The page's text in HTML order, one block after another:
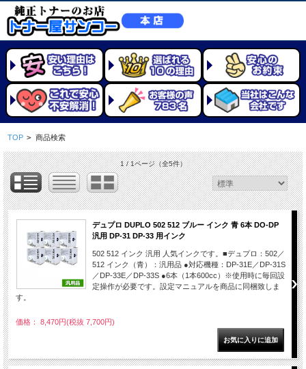
TOP > 商品検索
1 / 1ページ（全5件）
デュプロ DUPLO 502 512 ブルー インク 青 6本 DO-DP
汎用 DP-31 DP-33 用インク
502 512 インク 汎用 人気インクです。■デュプロ：502／
512 インク（青）：汎用品 ●対応機種：DP-31E／DP-31S
／DP-33E／DP-33S ●6本（1本600cc）※使用時に毎回設
定操作が必要です。設定マニュアルを商品に同梱致しま
す。
価格： 8,470円(税抜 7,700円)